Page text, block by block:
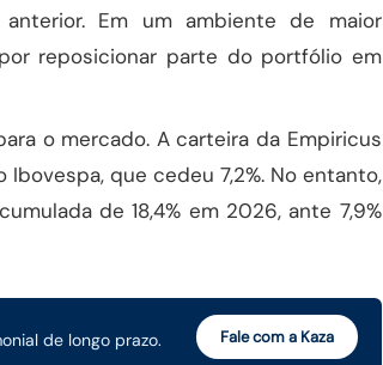
Em um ambiente de maior
reposicionar parte do portfólio em
o mercado. A carteira da Empiricus
que cedeu 7,2%. No entanto,
de 18,4% em 2026, ante 7,9%
de longo prazo. Fale com a Kaza